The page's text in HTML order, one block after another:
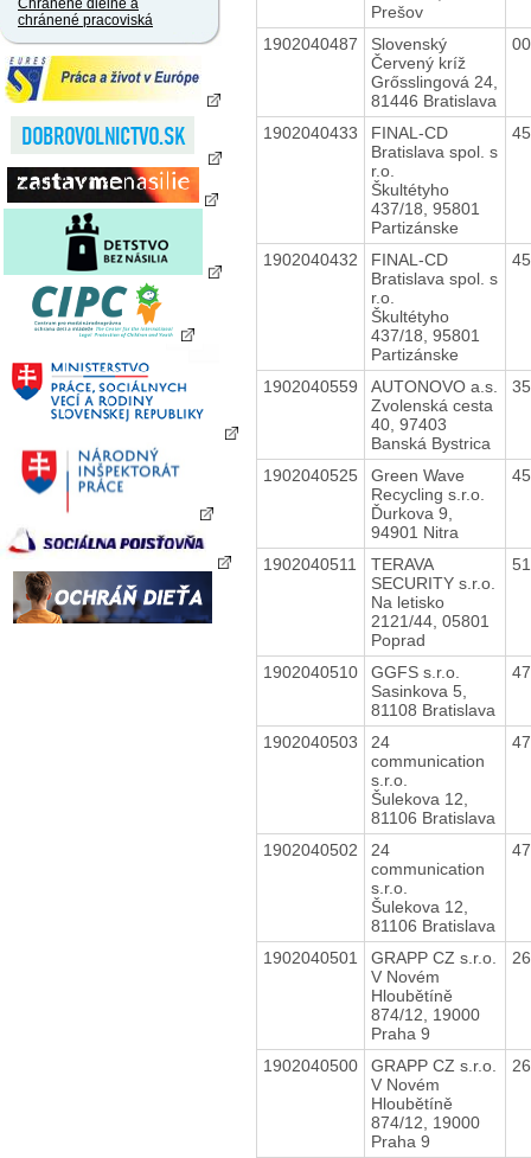
Chránené dielne a
chránené pracoviská
Prešov
1902040487
Slovenský
Červený kríž
Grősslingová 24,
81446 Bratislava
1902040433
FINAL-CD
Bratislava spol. s
r.o.
Škultétyho
437/18, 95801
Partizánske
1902040432
FINAL-CD
Bratislava spol. s
r.o.
Škultétyho
437/18, 95801
Partizánske
1902040559
AUTONOVO a.s.
Zvolenská cesta
40, 97403
Banská Bystrica
1902040525
Green Wave
Recycling s.r.o.
Ďurkova 9,
94901 Nitra
1902040511
TERAVA
SECURITY s.r.o.
Na letisko
2121/44, 05801
Poprad
1902040510
GGFS s.r.o.
Sasinkova 5,
81108 Bratislava
1902040503
24
communication
s.r.o.
Šulekova 12,
81106 Bratislava
1902040502
24
communication
s.r.o.
Šulekova 12,
81106 Bratislava
1902040501
GRAPP CZ s.r.o.
V Novém
Hloubětíně
874/12, 19000
Praha 9
1902040500
GRAPP CZ s.r.o.
V Novém
Hloubětíně
874/12, 19000
Praha 9